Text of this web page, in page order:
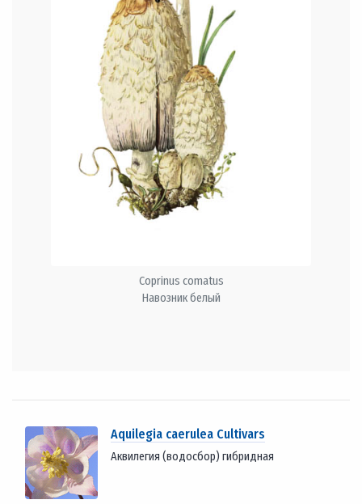
Coprinus comatus
Навозник белый
Aquilegia caerulea Cultivars
Аквилегия (водосбор) гибридная